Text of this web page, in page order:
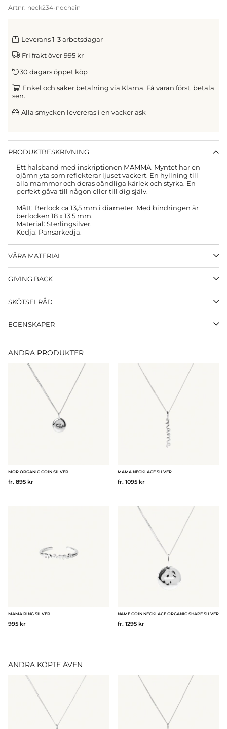
Artnr: neck234-nochain
Leverans 1-3 arbetsdagar
Fri frakt över 995 kr
30 dagars öppet köp
Enkel och säker betalning via Klarna. Få varan först, betala
sen.
Alla smycken levereras i en vacker ask
PRODUKTBESKRIVNING
Ett halsband med inskriptionen MAMMA. Myntet har en
ojämn yta som reflekterar ljuset vackert. En hyllning till
alla mammor och deras oändliga kärlek och styrka. En
perfekt gåva till någon eller till dig själv.
Mått: Berlock ca 13,5 mm i diameter. Med bindringen är
berlocken 18 x 13,5 mm.
Material: Sterlingsilver.
Kedja: Pansarkedja.
VÅRA MATERIAL
GIVING BACK
SKÖTSELRÅD
EGENSKAPER
ANDRA PRODUKTER
MOR ORGANIC COIN SILVER
fr. 895 kr
MAMA NECKLACE SILVER
fr. 1095 kr
MAMA RING SILVER
995 kr
NAME COIN NECKLACE ORGANIC SHAPE SILVER
fr. 1295 kr
ANDRA KÖPTE ÄVEN